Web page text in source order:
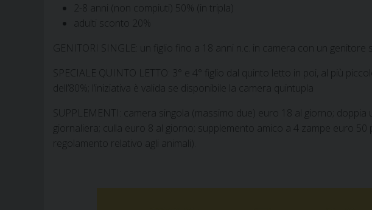
2-8 anni (non compiuti) 50% (in tripla)
adulti sconto 20%
GENITORI SINGLE: un figlio fino a 18 anni n.c. in camera con un genitore
SPECIALE QUINTO LETTO: 3° e 4° figlio dal quinto letto in poi, al più
dell’80%; l’iniziativa è valida se disponibile la camera quintupla
SUPPLEMENTI: camera singola (massimo due) euro 18 al giorno;
giornaliera; culla euro 8 al giorno; supplemento amico a 4 zampe euro 50
regolamento relativo agli animali).